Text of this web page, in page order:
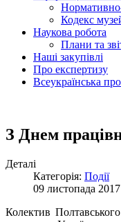
Кодекс
Наукова робота
Плани та
Наші закупівлі
Про експертизу
Всеукраїнська
З Днем
Деталі
Категорія: Події
09 листопада 2017
Колектив